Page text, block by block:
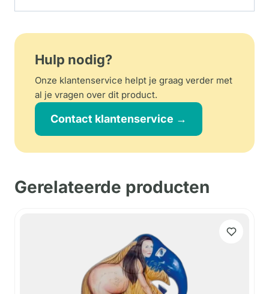
Hulp nodig?
Onze klantenservice helpt je graag verder met
al je vragen over dit product.
Contact klantenservice →
Gerelateerde producten